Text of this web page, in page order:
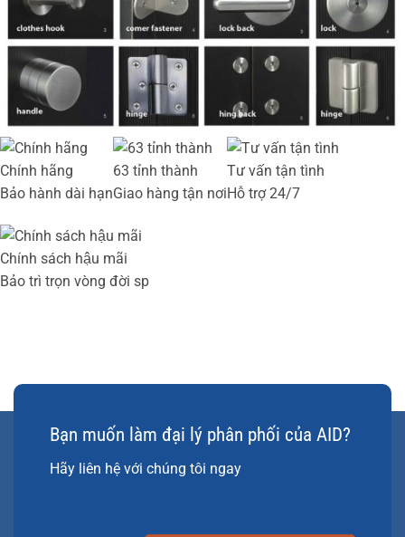
Chính hãng
Bảo hành dài hạn
63 tỉnh thành
Giao hàng tận nơi
Tư vấn tận tình
Hỗ trợ 24/7
Chính sách hậu mãi
Bảo trì trọn vòng đời sp
Bạn muốn làm đại lý phân phối của AID?
Hãy liên hệ với chúng tôi ngay